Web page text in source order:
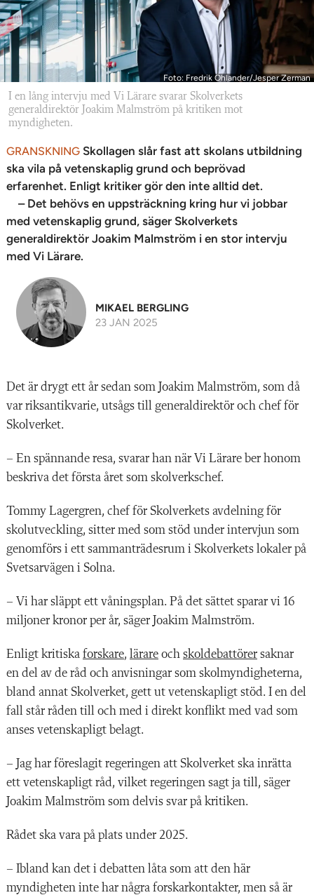
Foto: Fredrik Öhlander/Jesper Zerman
I en lång intervju med Vi Lärare svarar Skolverkets
generaldirektör Joakim Malmström på kritiken mot
myndigheten.
GRANSKNING Skollagen slår fast att skolans utbildning
ska vila på vetenskaplig grund och beprövad
erfarenhet. Enligt kritiker gör den inte alltid det.
– Det behövs en uppsträckning kring hur vi jobbar
med vetenskaplig grund, säger Skolverkets
generaldirektör Joakim Malmström i en stor intervju
med Vi Lärare.
MIKAEL BERGLING
23 JAN 2025
Det är drygt ett år sedan som Joakim Malmström, som då
var riksantikvarie, utsågs till generaldirektör och chef för
Skolverket.
– En spännande resa, svarar han när Vi Lärare ber honom
beskriva det första året som skolverkschef.
Tommy Lagergren, chef för Skolverkets avdelning för
skolutveckling, sitter med som stöd under intervjun som
genomförs i ett sammanträdesrum i Skolverkets lokaler på
Svetsarvägen i Solna.
– Vi har släppt ett våningsplan. På det sättet sparar vi 16
miljoner kronor per år, säger Joakim Malmström.
Enligt kritiska forskare, lärare och skoldebattörer saknar
en del av de råd och anvisningar som skolmyndigheterna,
bland annat Skolverket, gett ut vetenskapligt stöd. I en del
fall står råden till och med i direkt konflikt med vad som
anses vetenskapligt belagt.
– Jag har föreslagit regeringen att Skolverket ska inrätta
ett vetenskapligt råd, vilket regeringen sagt ja till, säger
Joakim Malmström som delvis svar på kritiken.
Rådet ska vara på plats under 2025.
– Ibland kan det i debatten låta som att den här
myndigheten inte har några forskarkontakter, men så är